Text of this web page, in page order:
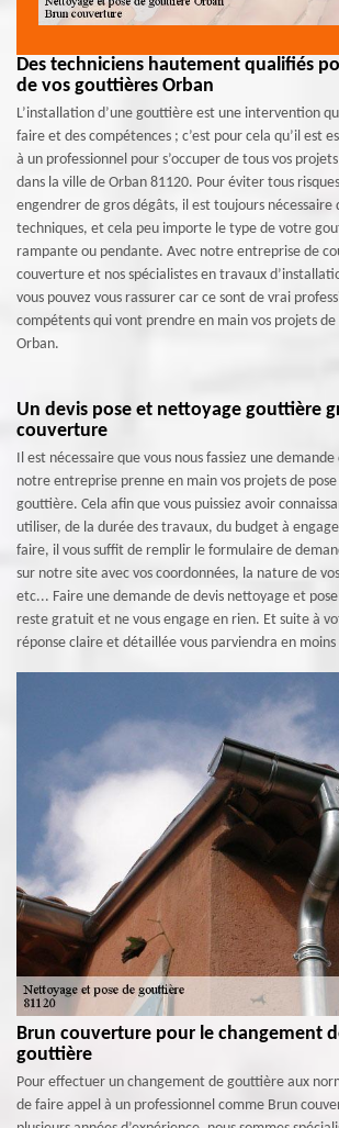
Des techniciens hautement qualifiés
de vos gouttières Orban
L’installation d’une gouttière est une intervention
faire et des compétences ; c’est pour cela qu’il est
à un professionnel pour s’occuper de tous vos
dans la ville de Orban 81120. Pour éviter tous
engendrer de gros dégâts, il est toujours nécessaire
techniques, et cela peu importe le type de votre
rampante ou pendante. Avec notre entreprise de
couverture et nos spécialistes en travaux
vous pouvez vous rassurer car ce sont de vrai
compétents qui vont prendre en main vos projets
Orban.
Un devis pose et nettoyage gouttière
couverture
Il est nécessaire que vous nous fassiez une
notre entreprise prenne en main vos projets de
gouttière. Cela afin que vous puissiez avoir
utiliser, de la durée des travaux, du budget à
faire, il vous suffit de remplir le formulaire de
sur notre site avec vos coordonnées, la nature de
etc... Faire une demande de devis nettoyage et
reste gratuit et ne vous engage en rien. Et suite à
réponse claire et détaillée vous parviendra en moins
Brun couverture pour le changement
gouttière
Pour effectuer un changement de gouttière aux
de faire appel à un professionnel comme Brun